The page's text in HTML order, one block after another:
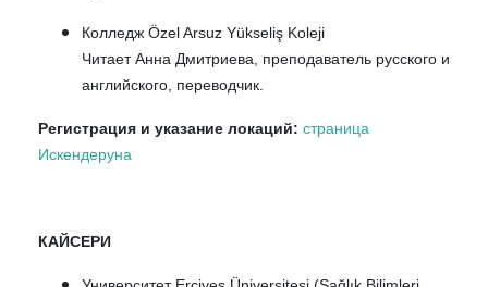
Колледж Özel Arsuz Yükseliş Koleji
Читает Анна Дмитриева, преподаватель русского и
английского, переводчик.
Регистрация и указание локаций: страница
Искендеруна
КАЙСЕРИ